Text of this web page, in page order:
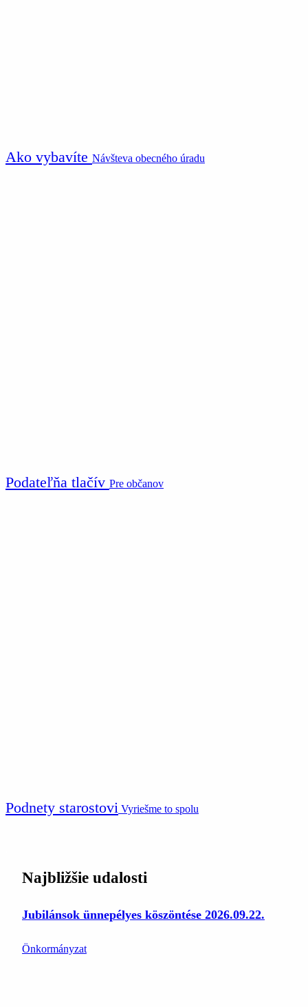
Ako vybavíte Návšteva obecného úradu
Podateľňa tlačív Pre občanov
Podnety starostovi Vyriešme to spolu
Najbližšie udalosti
Jubilánsok ünnepélyes köszöntése 2026.09.22.
Önkormányzat